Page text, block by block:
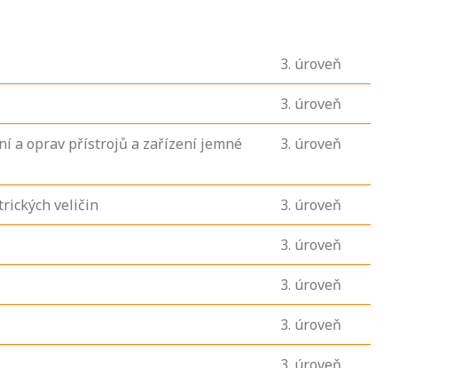
3. úroveň
3. úroveň
a oprav přístrojů a zařízení jemné
3. úroveň
veličin 3. úroveň
3. úroveň
3. úroveň
3. úroveň